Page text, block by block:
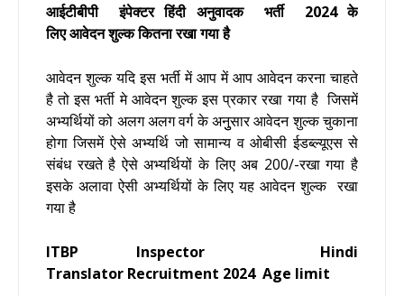
आईटीबीपी इंपेक्टर हिंदी अनुवादक भर्ती 2024 के
लिए आवेदन शुल्क कितना रखा गया है
आवेदन शुल्क यदि इस भर्ती में आप में आप आवेदन करना चाहते
है तो इस भर्ती मे आवेदन शुल्क इस प्रकार रखा गया है जिसमें
अभ्यर्थियों को अलग अलग वर्ग के अनुुसार आवेदन शुल्क चुकाना
होगा जिसमें ऐसे अभ्यर्थि जो सामान्य व ओबीसी ईडब्ल्यूएस से
संबंध रखते है ऐसे अभ्यर्थियों के लिए अब 200/-रखा गया है
इसके अलावा ऐसी अभ्यर्थियों के लिए यह आवेदन शुल्क रखा
गया है
ITBP Inspector Hindi
Translator Recruitment 2024 Age Iimit